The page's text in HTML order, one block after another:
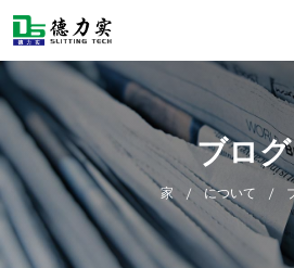
ブログ
家 / について /